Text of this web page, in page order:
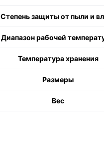
Степень защиты от пыли и
Диапазон рабочей
Температура хранения
Размеры
Вес